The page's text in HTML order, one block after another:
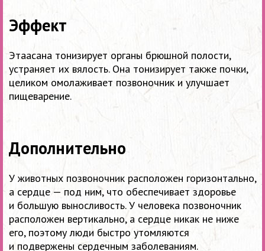
Эффект
Этаасана тонизирует органы брюшной полости,
устраняет их вялость. Она тонизирует также почки,
целиком омолаживает позвоночник и улучшает
пищеварение.
Дополнительно
У животных позвоночник расположен горизонтально,
а сердце — под ним, что обеспечивает здоровье
и большую выносливость. У человека позвоночник
расположен вертикально, а сердце никак не ниже
его, поэтому люди быстро утомляются
и подвержены сердечным заболеваниям.